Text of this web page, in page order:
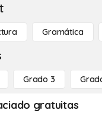
Gramática
Grado 3
gratuitas